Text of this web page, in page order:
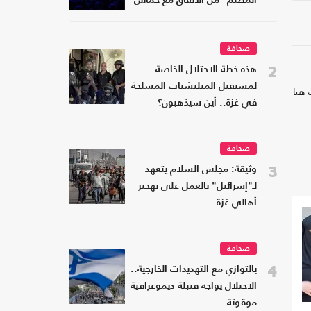
هنا
2
صحافة
هذه خطة الاحتلال الخاصة
لمستقبل الميليشيات المسلحة
في غزة.. أين سيذهبون؟
3
صحافة
وثيقة: مجلس السلام يتعهد
لـ"إسرائيل" بالعمل على تهجير
أهالي غزة
4
صحافة
بالتوازي مع التهديدات الخارجية..
الاحتلال يواجه قنبلة ديموغرافية
موقوتة